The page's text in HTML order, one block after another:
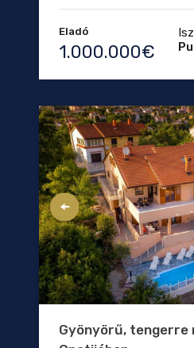
Eladó
1.000.000€
Gyönyörű, tengerre